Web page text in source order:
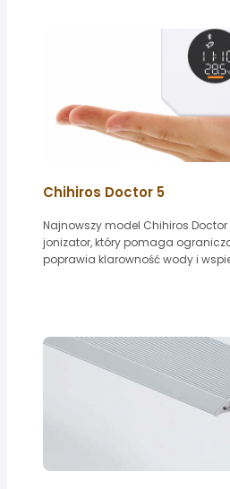
Chihiros Doctor 5
Najnowszy model Chihiros
jonizator, który pomaga
poprawia klarowność wody i